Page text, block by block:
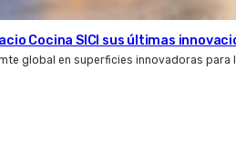
Cocina SICI sus últimas
global en superficies innovadoras